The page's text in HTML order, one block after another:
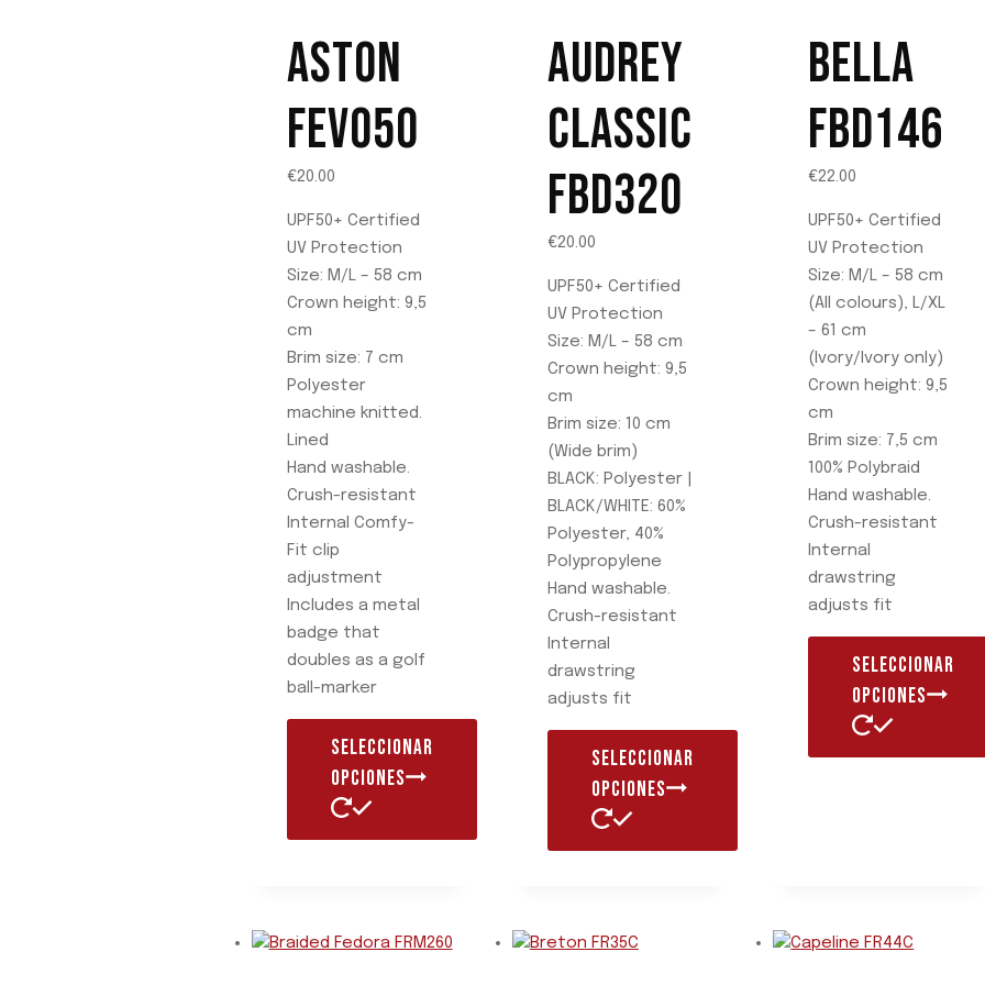
ASTON
FEV050
€20.00
UPF50+ Certified
UV Protection
Size: M/L – 58 cm
Crown height: 9,5
cm
Brim size: 7 cm
Polyester
machine knitted.
Lined
Hand washable.
Crush-resistant
Internal Comfy-
Fit clip
adjustment
Includes a metal
badge that
doubles as a golf
ball-marker
SELECCIONAR
OPCIONES
múltiples
AUDREY
CLASSIC
FBD320
€20.00
UPF50+ Certified
UV Protection
Size: M/L – 58 cm
Crown height: 9,5
cm
Brim size: 10 cm
(Wide brim)
BLACK: Polyester |
BLACK/WHITE: 60%
Polyester, 40%
Polypropylene
Hand washable.
Crush-resistant
Internal
drawstring
adjusts fit
SELECCIONAR
OPCIONES
múltiples
BELLA
FBD146
€22.00
UPF50+ Certified
UV Protection
Size: M/L – 58 cm
(All colours), L/XL
– 61 cm
(Ivory/Ivory only)
Crown height: 9,5
cm
Brim size: 7,5 cm
100% Polybraid
Hand washable.
Crush-resistant
Internal
drawstring
adjusts fit
SELECCIONAR
OPCIONES
opciones